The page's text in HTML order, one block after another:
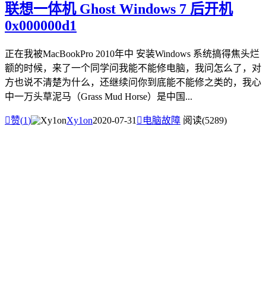
联想一体机 Ghost Windows 7 后开机
0x000000d1
正在我被MacBookPro 2010年中 安装Windows 系统搞得焦头烂
额的时候，来了一个同学问我能不能修电脑，我问怎么了，对
方也说不清楚为什么，还继续问你到底能不能修之类的，我心
中一万头草泥马（Grass Mud Horse）是中国...
赞(1) Xy1on2020-07-31  电脑故障 阅读(5289)